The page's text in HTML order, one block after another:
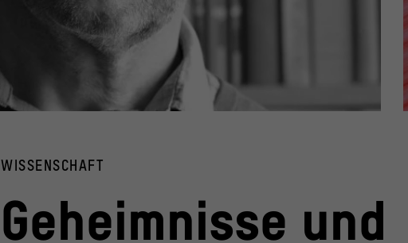
WISSENSCHAFT
Geheimnisse und